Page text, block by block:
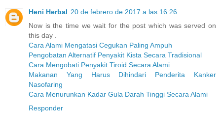
Heni Herbal 20 de febrero de 2017 a las 16:26
Now is the time we wait for the post which was served on
this day .
Cara Alami Mengatasi Cegukan Paling Ampuh
Pengobatan Alternatif Penyakit Kista Secara Tradisional
Cara Mengobati Penyakit Tiroid Secara Alami
Makanan Yang Harus Dihindari Penderita Kanker
Nasofaring
Cara Menurunkan Kadar Gula Darah Tinggi Secara Alami
Responder